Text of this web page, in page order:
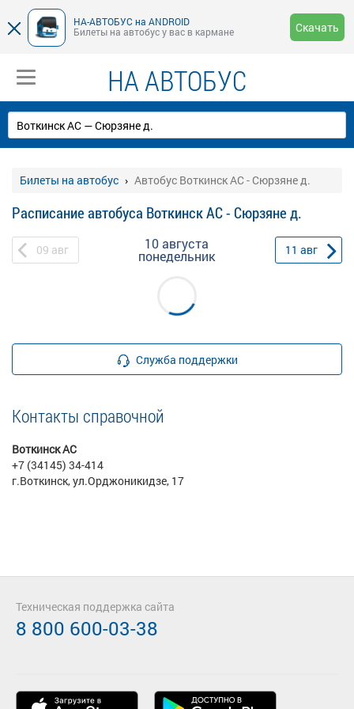
НА-АВТОБУС на ANDROID
Билеты на автобус у вас в кармане
Скачать
НА АВТОБУС
Билеты на автобус Автобус Воткинск АС - Сюрзяне д.
Расписание автобуса Воткинск АС - Сюрзяне д.
09 авг 10 августа
понедельник 11 авг
Служба поддержки
Контакты справочной
Воткинск АС
+7 (34145) 34-414
г.Воткинск, ул.Орджоникидзе, 17
Техническая поддержка сайта
8 800 600-03-38